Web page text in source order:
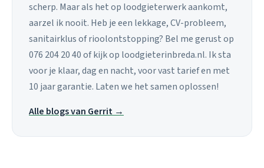
scherp. Maar als het op loodgieterwerk aankomt,
aarzel ik nooit. Heb je een lekkage, CV-probleem,
sanitairklus of rioolontstopping? Bel me gerust op
076 204 20 40 of kijk op loodgieterinbreda.nl. Ik sta
voor je klaar, dag en nacht, voor vast tarief en met
10 jaar garantie. Laten we het samen oplossen!
Alle blogs van Gerrit →